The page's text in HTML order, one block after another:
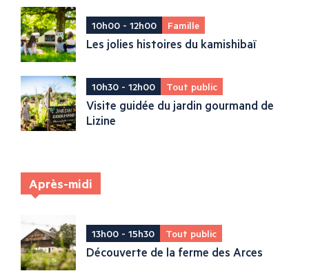
10h00 - 12h00 Famille
Les jolies histoires du kamishibaï
10h30 - 12h00 Tout public
Visite guidée du jardin gourmand de
Lizine
Après-midi
13h00 - 15h30 Tout public
Découverte de la ferme des Arces